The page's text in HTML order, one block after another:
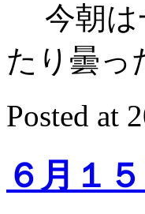
今朝は
たり曇っ
Posted at
６月１５